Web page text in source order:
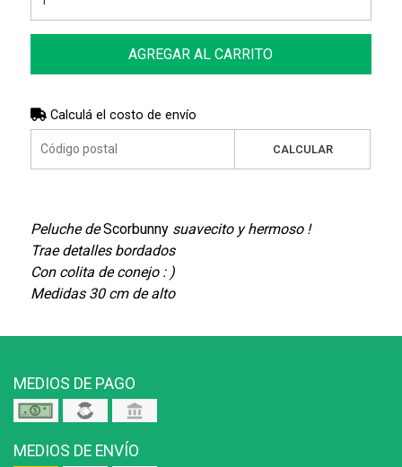
AGREGAR AL CARRITO
Calculá el costo de envío
CALCULAR
Peluche deScorbunnysuavecito y hermoso !
Trae detalles bordados
Con colita de conejo : )
Medidas 30 cm de alto
MEDIOS DE PAGO
MEDIOS DE ENVÍO